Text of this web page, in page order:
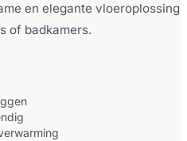
en elegante vloeroplossing
of badkamers.